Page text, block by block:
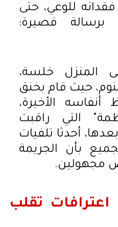
للوعي، حتى
قصيرة:
المنزل خلسة،
حيث قام بخنق
الأخيرة،
التي راقبت
أحدثا تلفيات
بأن الجريمة
مجهولين.
تقلب